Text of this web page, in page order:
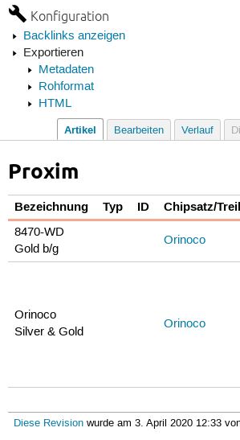
Konfiguration
Backlinks anzeigen
Exportieren
Metadaten
Rohformat
HTML
Artikel Bearbeiten Verlauf
Proxim
Bezeichnung Typ ID Chipsatz/
8470-WD
Gold b/g
Orinoco
Orinoco
Silver & Gold
Orinoco
Diese Revision wurde am 3. April 2020 12:33